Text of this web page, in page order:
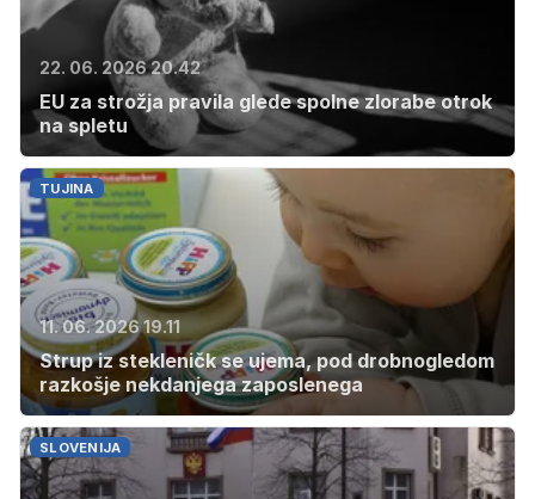
22. 06. 2026 20.42
EU za strožja pravila glede spolne zlorabe otrok
na spletu
TUJINA
11. 06. 2026 19.11
Strup iz stekleničk se ujema, pod drobnogledom
razkošje nekdanjega zaposlenega
SLOVENIJA